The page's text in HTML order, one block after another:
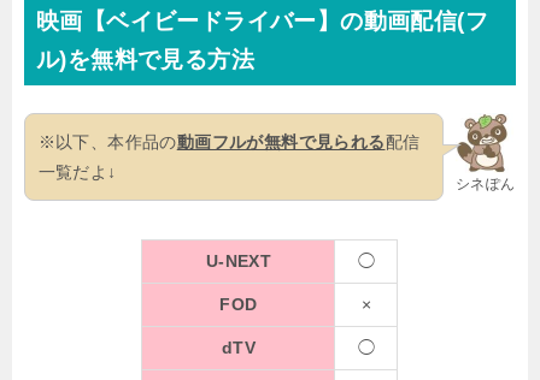
映画【ベイビードライバー】の動画配信(フ
ル)を無料で見る方法
シネぽん
※以下、本作品の動画フルが無料で見られる配信
一覧だよ↓
U-NEXT ◯
FOD ×
dTV ◯